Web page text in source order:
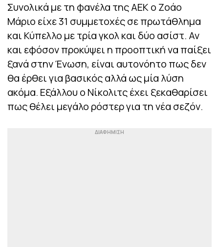
Συνολικά με τη φανέλα της ΑΕΚ ο Ζοάο
Μάριο είχε 31 συμμετοχές σε πρωτάθλημα
και Κύπελλο με τρία γκολ και δύο ασίστ. Αν
και εφόσον προκύψει η προοπτική να παίξει
ξανά στην Ένωση, είναι αυτονόητο πως δεν
θα έρθει για βασικός αλλά ως μία λύση
ακόμα. Εξάλλου ο Νίκολιτς έχει ξεκαθαρίσει
πως θέλει μεγάλο ρόστερ για τη νέα σεζόν.